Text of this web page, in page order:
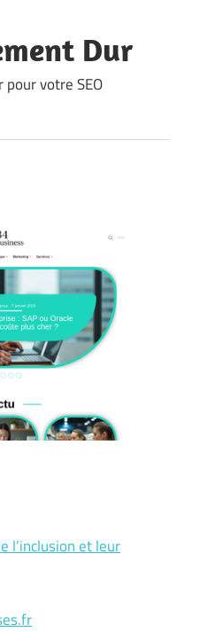
Dur
pour votre SEO
l’inclusion et leur